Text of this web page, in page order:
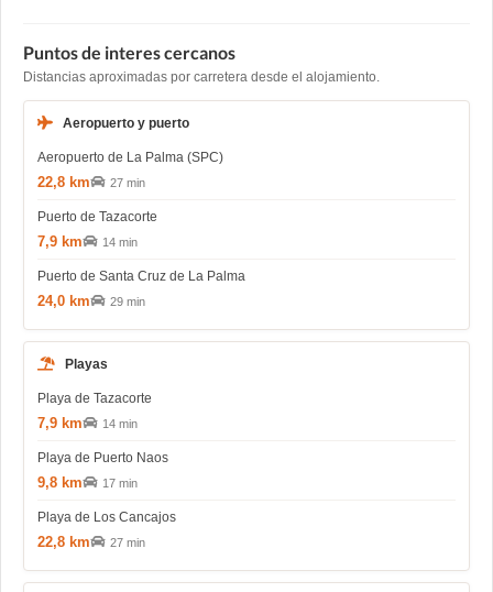
Puntos de interes cercanos
Distancias aproximadas por carretera desde el alojamiento.
Aeropuerto y puerto
Aeropuerto de La Palma (SPC)
22,8 km 27 min
Puerto de Tazacorte
7,9 km 14 min
Puerto de Santa Cruz de La Palma
24,0 km 29 min
Playas
Playa de Tazacorte
7,9 km 14 min
Playa de Puerto Naos
9,8 km 17 min
Playa de Los Cancajos
22,8 km 27 min